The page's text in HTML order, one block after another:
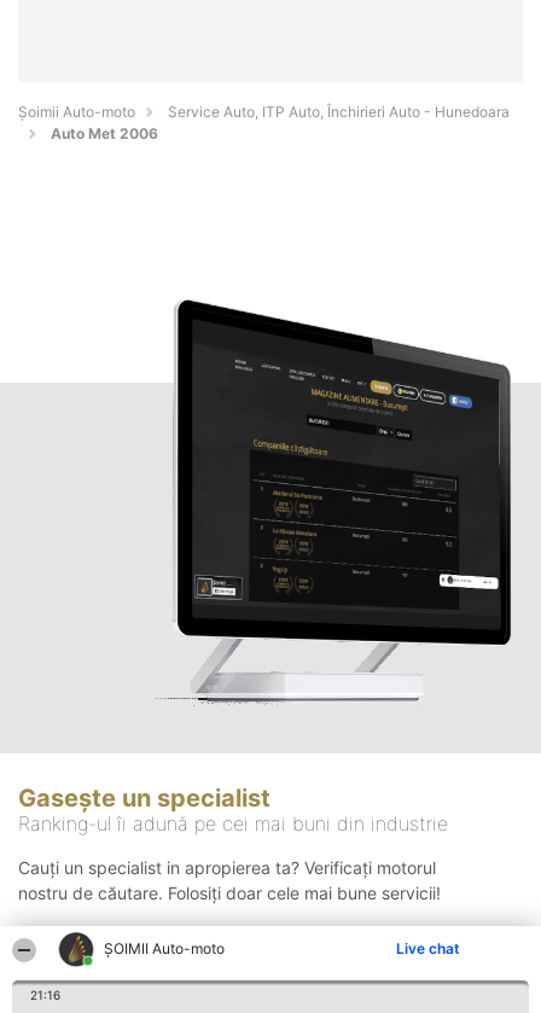
ȘOIMII Auto-moto Live chat
21:16
Șoimii Auto-moto
Service Auto, ITP Auto, Închirieri Auto - Hunedoara
Auto Met 2006
Gasește un specialist
Ranking-ul îi adună pe cei mai buni din industrie
Cauți un specialist in apropierea ta? Verificați motorul
nostru de căutare. Folosiți doar cele mai bune servicii!